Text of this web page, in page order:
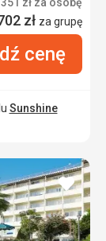
zł za grupę
cenę
Sunshine
dodaj
do